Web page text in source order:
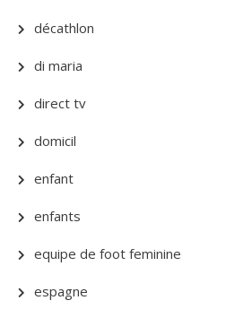
décathlon
di maria
direct tv
domicil
enfant
enfants
equipe de foot feminine
espagne